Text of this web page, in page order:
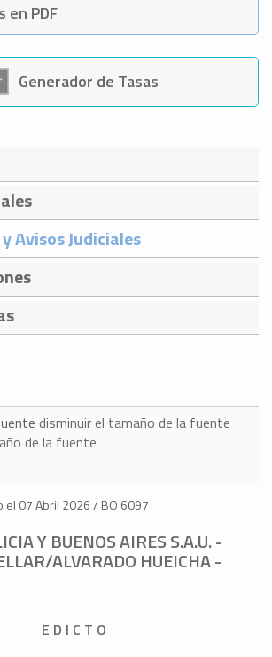
en PDF
Generador de Tasas
Avisos Judiciales
disminuir el tamaño de la fuente
de la fuente
el 07 Abril 2026 / BO 6097
Y BUENOS AIRES S.A.U. -
ALVARADO HUEICHA -
E D I C T O